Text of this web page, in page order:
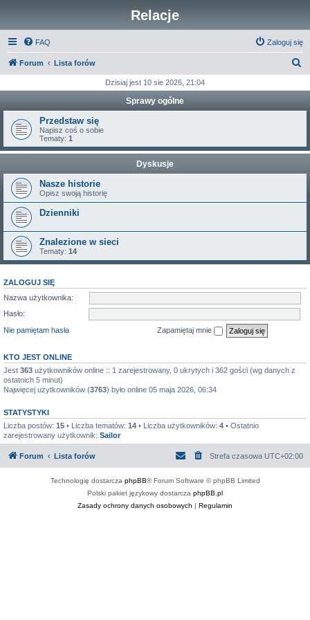
Relacje
FAQ Zaloguj się
Forum Lista forów
k
j
Dzisiaj jest 10 sie 2026, 21:04
Sprawy ogólne
Przedstaw się
Napisz coś o sobie
Tematy: 1
Dyskusje
Nasze historie
Opisz swoją historię
Dzienniki
Znalezione w sieci
Tematy: 14
ZALOGUJ SIĘ
Nazwa użytkownika:
Hasło:
Nie pamiętam hasła
Zapamiętaj mnie
KTO JEST ONLINE
Jest 363 użytkowników online :: 1 zarejestrowany, 0 ukrytych i 362 gości (wg danych z
ostatnich 5 minut)
Najwięcej użytkowników (3763) było online 05 maja 2026, 06:34
STATYSTYKI
Liczba postów: 15 • Liczba tematów: 14 • Liczba użytkowników: 4 • Ostatnio
zarejestrowany użytkownik: Sailor
Forum Lista forów Strefa czasowa UTC+02:00
Technologię dostarcza phpBB® Forum Software © phpBB Limited
Polski pakiet językowy dostarcza phpBB.pl
Zasady ochrony danych osobowych | Regulamin